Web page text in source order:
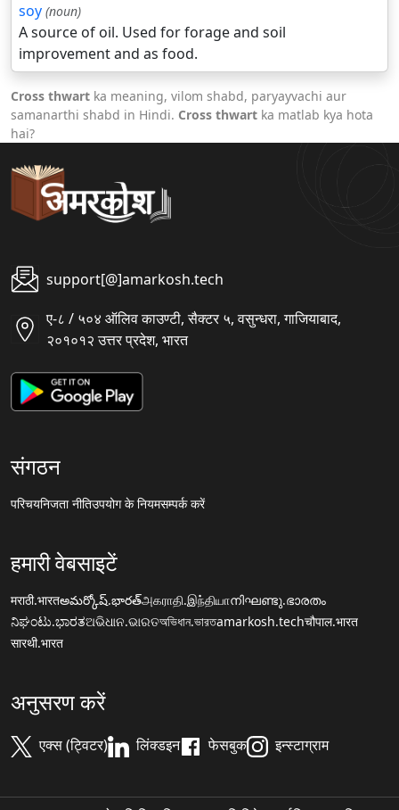
soy (noun)
A source of oil. Used for forage and soil
improvement and as food.
Cross thwart ka meaning, vilom shabd, paryayvachi aur
samanarthi shabd in Hindi. Cross thwart ka matlab kya hota
hai?
support[@]amarkosh.tech
ए-८ / ५०४ ऑलिव काउण्टी, सैक्टर ५, वसुन्धरा, गाजियाबाद,
२०१०१२ उत्तर प्रदेश, भारत
संगठन
परिचयनिजता नीतिउपयोग के नियमसम्पर्क करें
हमारी वेबसाइटें
मराठी.भारतఅమర్కోష్.భారత్அகராதி.இந்தியாനിഘണ്ടു.ഭാരതം
ನಿಘಂಟು.ಭಾರತଅଭିଧାନ.ଭାରତঅভিধান.ভারতamarkosh.techचौपाल.भारत
सारथी.भारत
अनुसरण करें
एक्स (ट्विटर) लिंक्डइन फेसबुक इन्स्टाग्राम